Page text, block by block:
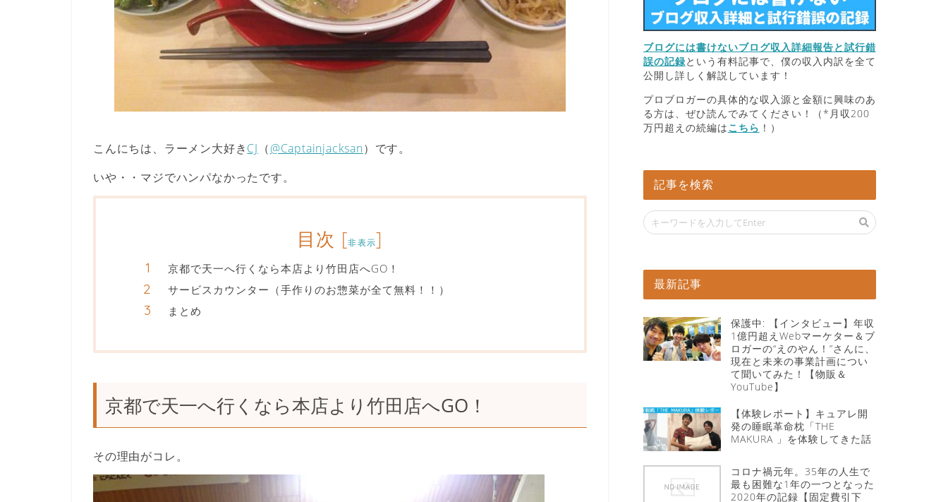
こんにちは、ラーメン大好きCJ （@Captainjacksan）です。
いや・・マジでハンパなかったです。
目次 [非表示]
京都で天一へ行くなら本店より竹田店へGO！
サービスカウンター（手作りのお惣菜が全て無料！！）
まとめ
京都で天一へ行くなら本店より竹田店へGO！
その理由がコレ。
ブログには書けないブログ収入詳細報告と試行錯
誤の記録という有料記事で、僕の収入内訳を全て
公開し詳しく解説しています！
プロブロガーの具体的な収入源と金額に興味のあ
る方は、ぜひ読んでみてください！（*月収200
万円超えの続編はこちら ！）
記事を検索
最新記事
保護中: 【インタビュー】年収
1億円超えWebマーケター＆ブ
ロガーの“えのやん！”さんに、
現在と未来の事業計画につい
て聞いてみた！【物販＆
YouTube】
【体験レポート】キュアレ開
発の睡眠革命枕「THE
MAKURA 」を体験してきた話
コロナ禍元年。35年の人生で
最も困難な1年の一つとなった
2020年の記録【固定費引下